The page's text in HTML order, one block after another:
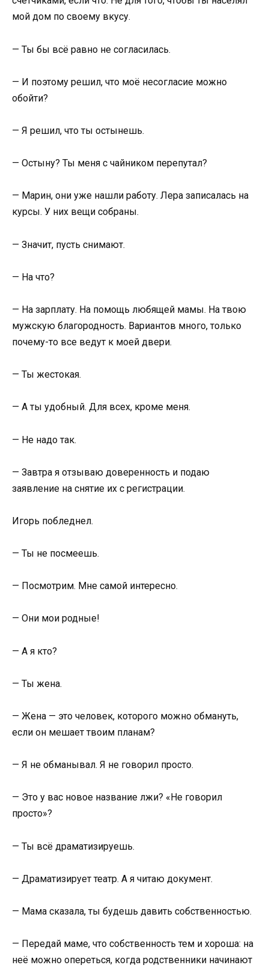
мой дом по своему вкусу.
— Ты бы всё равно не согласилась.
— И поэтому решил, что моё несогласие можно
обойти?
— Я решил, что ты остынешь.
— Остыну? Ты меня с чайником перепутал?
— Марин, они уже нашли работу. Лера записалась на
курсы. У них вещи собраны.
— Значит, пусть снимают.
— На что?
— На зарплату. На помощь любящей мамы. На твою
мужскую благородность. Вариантов много, только
почему-то все ведут к моей двери.
— Ты жестокая.
— А ты удобный. Для всех, кроме меня.
— Не надо так.
— Завтра я отзываю доверенность и подаю
заявление на снятие их с регистрации.
Игорь побледнел.
— Ты не посмеешь.
— Посмотрим. Мне самой интересно.
— Они мои родные!
— А я кто?
— Ты жена.
— Жена — это человек, которого можно обмануть,
если он мешает твоим планам?
— Я не обманывал. Я не говорил просто.
— Это у вас новое название лжи? «Не говорил
просто»?
— Ты всё драматизируешь.
— Драматизирует театр. А я читаю документ.
— Мама сказала, ты будешь давить собственностью.
— Передай маме, что собственность тем и хороша: на
неё можно опереться, когда родственники начинают